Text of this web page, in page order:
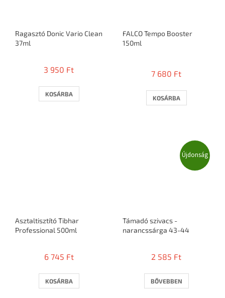
Ragasztó Donic Vario Clean
37ml
3 950 Ft
KOSÁRBA
FALCO Tempo Booster
150ml
átlagos
5-
ből
7 680 Ft
KOSÁRBA
Asztaltisztító Tibhar
Professional 500ml
6 745 Ft
KOSÁRBA
Újdonság
Támadó szivacs -
narancssárga 43-44
2 585 Ft
BŐVEBBEN